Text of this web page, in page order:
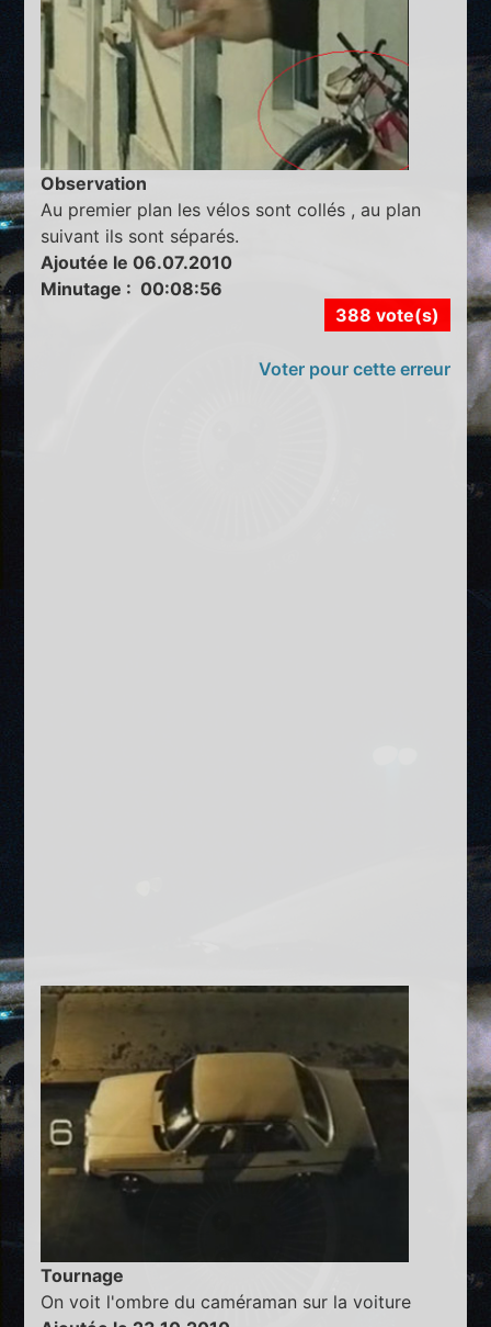
Observation
Au premier plan les vélos sont collés , au plan
suivant ils sont séparés.
Ajoutée le 06.07.2010
Minutage : 00:08:56
388 vote(s)
Voter pour cette erreur
Tournage
On voit l'ombre du caméraman sur la voiture